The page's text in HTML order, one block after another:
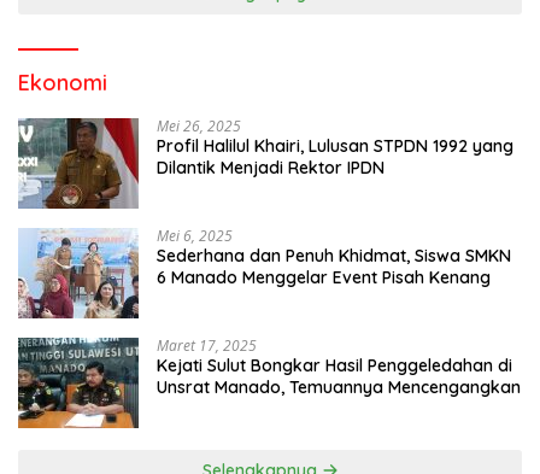
Ekonomi
Mei 26, 2025
Profil Halilul Khairi, Lulusan STPDN 1992 yang
Dilantik Menjadi Rektor IPDN
Mei 6, 2025
Sederhana dan Penuh Khidmat, Siswa SMKN
6 Manado Menggelar Event Pisah Kenang
Maret 17, 2025
Kejati Sulut Bongkar Hasil Penggeledahan di
Unsrat Manado, Temuannya Mencengangkan